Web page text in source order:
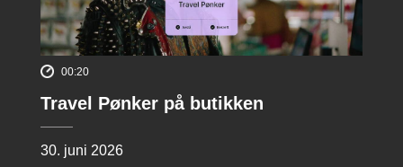
00:20
Travel Pønker på butikken
30. juni 2026